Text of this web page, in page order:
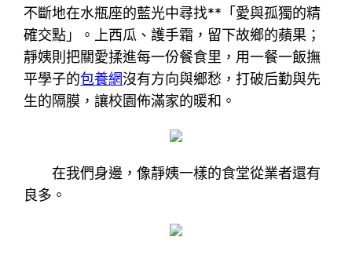
不斷地在水瓶座的藍光中尋找**「愛與孤獨的精
確交點」。上西瓜、護手霜，留下故鄉的蘋果；
靜姨則把關愛揉進每一份餐食里，用一餐一飯撫
平學子的包養網沒有方向與鄉愁，打破后勤與先
生的隔膜，讓校園佈滿家的暖和。
在我們身邊，像靜姨一樣的食堂從業者還有
良多。